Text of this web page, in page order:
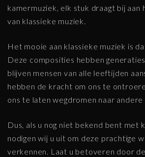
kamermuziek, elk stuk draagt bij aan
van klassieke muziek.
Het mooie aan klassieke muziek is
Deze composities hebben
blijven mensen van alle leeftijden
hebben de kracht om ons te
ons te laten wegdromen naar
Dus, als u nog niet bekend bent met
nodigen wij u uit om deze prachtige
verkennen. Laat u betoveren door